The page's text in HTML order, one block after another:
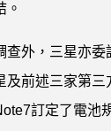
。
查外，三星亦
及前述三家第
訂定了電池